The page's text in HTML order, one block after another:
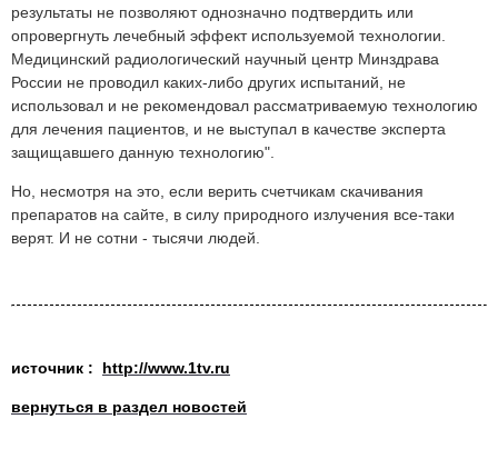
результаты не позволяют однозначно подтвердить или
опровергнуть лечебный эффект используемой технологии.
Медицинский радиологический научный центр Минздрава
России не проводил каких-либо других испытаний, не
использовал и не рекомендовал рассматриваемую технологию
для лечения пациентов, и не выступал в качестве эксперта
защищавшего данную технологию".
Но, несмотря на это, если верить счетчикам скачивания
препаратов на сайте, в силу природного излучения все-таки
верят. И не сотни - тысячи людей.
источник : http://www.1tv.ru
вернуться в раздел новостей